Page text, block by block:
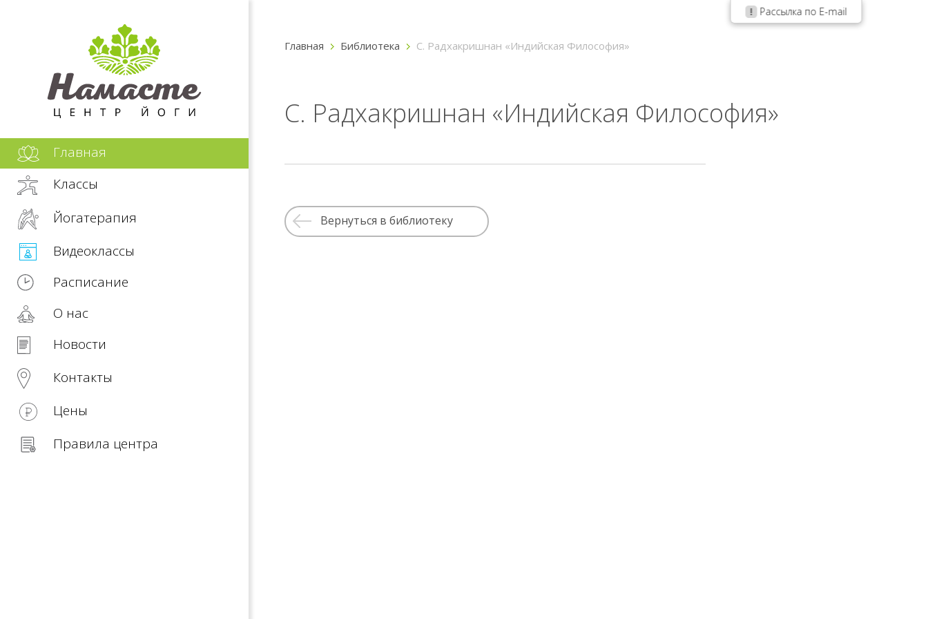
Главная
Классы
Йогатерапия
Видеоклассы
Расписание
О нас
Новости
Контакты
Цены
Правила центра
Рассылка по E-mail
Главная Библиотека С. Радхакришнан «Индийская Философия»
С. Радхакришнан «Индийская Философия»
Вернуться в библиотеку